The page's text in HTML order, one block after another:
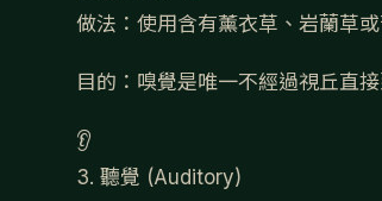
做法： 使用含有薰衣草、岩蘭草
目的： 嗅覺是唯一不經過視丘直
👂
3. 聽覺 (Auditory)